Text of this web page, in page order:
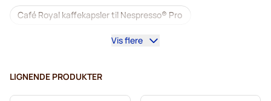
Café Royal kaffekapsler til Nespresso® Pro
Kaffemaskiner til Nespresso® Professional
Koffeinfri kaffe til Nespresso® Pro
Vis flere
LIGNENDE PRODUKTER